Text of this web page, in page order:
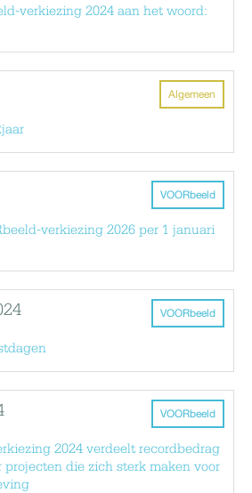
verkiezing 2024 aan het woord:
Algemeen
VOORbeeld
verkiezing 2026 per 1 januari
VOORbeeld
VOORbeeld
2024 verdeelt recordbedrag
projecten die zich sterk maken voor